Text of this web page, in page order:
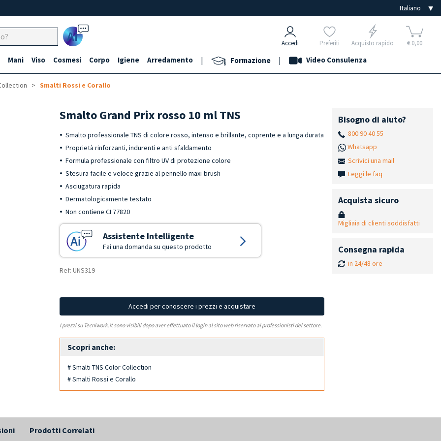
Ai Accedi Preferiti Acquisto rapido € 0,00
Mani Viso Cosmesi Corpo Igiene Arredamento | Formazione | Video Consulenza
Smalti Rossi e Corallo
Smalto Grand Prix rosso 10 ml TNS
Smalto professionale TNS di colore rosso, intenso e brillante, coprente e a lunga durata
Proprietà rinforzanti, indurenti e anti sfaldamento
Formula professionale con filtro UV di protezione colore
Stesura facile e veloce grazie al pennello maxi-brush
Asciugatura rapida
Dermatologicamente testato
Non contiene CI 77820
Assistente Intelligente
Fai una domanda su questo prodotto
Ref: UNS319
Accedi per conoscere i prezzi e acquistare
I prezzi su Tecniwork.it sono visibili dopo aver effettuato il login al sito web riservato ai professionisti del settore.
Scopri anche:
# Smalti TNS Color Collection
# Smalti Rossi e Corallo
Bisogno di aiuto?
800 90 40 55
Whatsapp
Scrivici una mail
Leggi le faq
Acquista sicuro
Migliaia di clienti soddisfatti
Consegna rapida
in 24/48 ore
Prodotti Correlati